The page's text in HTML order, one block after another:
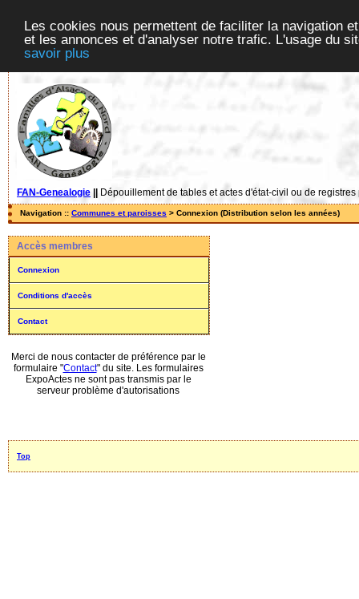
Les cookies nous permettent de faciliter la navigation
et les annonces et d'analyser notre trafic. L'usage du
savoir plus
FAN-Genealogie Dépouillement de tables et actes d'état-civil ou de
Navigation :: Communes et paroisses > Connexion (Distribution selon les années)
Accès membres
Connexion
Conditions d'accès
Contact
Merci de nous contacter de préférence par le
formulaire "Contact" du site. Les formulaires
ExpoActes ne sont pas transmis par le
serveur problème d'autorisations
Top